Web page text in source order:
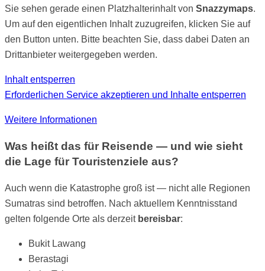
Sie sehen gerade einen Platzhalterinhalt von Snazzymaps.
Um auf den eigentlichen Inhalt zuzugreifen, klicken Sie auf
den Button unten. Bitte beachten Sie, dass dabei Daten an
Drittanbieter weitergegeben werden.
Inhalt entsperren
Erforderlichen Service akzeptieren und Inhalte entsperren
Weitere Informationen
Was heißt das für Reisende — und wie sieht
die Lage für Touristenziele aus?
Auch wenn die Katastrophe groß ist — nicht alle Regionen
Sumatras sind betroffen. Nach aktuellem Kenntnisstand
gelten folgende Orte als derzeit bereisbar:
Bukit Lawang
Berastagi